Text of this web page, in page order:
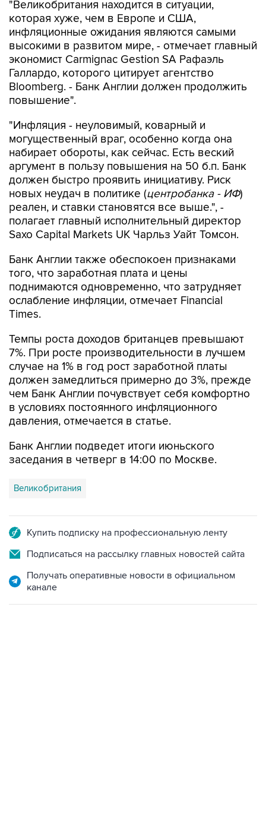
"Великобритания находится в ситуации,
которая хуже, чем в Европе и США,
инфляционные ожидания являются самыми
высокими в развитом мире, - отмечает главный
экономист Carmignac Gestion SA Рафаэль
Галлардо, которого цитирует агентство
Bloomberg. - Банк Англии должен продолжить
повышение".
"Инфляция - неуловимый, коварный и
могущественный враг, особенно когда она
набирает обороты, как сейчас. Есть веский
аргумент в пользу повышения на 50 б.п. Банк
должен быстро проявить инициативу. Риск
новых неудач в политике (центробанка - ИФ)
реален, и ставки становятся все выше.", -
полагает главный исполнительный директор
Saxo Capital Markets UK Чарльз Уайт Томсон.
Банк Англии также обеспокоен признаками
того, что заработная плата и цены
поднимаются одновременно, что затрудняет
ослабление инфляции, отмечает Financial
Times.
Темпы роста доходов британцев превышают
7%. При росте производительности в лучшем
случае на 1% в год рост заработной платы
должен замедлиться примерно до 3%, прежде
чем Банк Англии почувствует себя комфортно
в условиях постоянного инфляционного
давления, отмечается в статье.
Банк Англии подведет итоги июньского
заседания в четверг в 14:00 по Москве.
Великобритания
Купить подписку на профессиональную ленту
Подписаться на рассылку главных новостей сайта
Получать оперативные новости в официальном
канале